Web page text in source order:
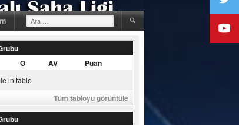
Arama:
O AV Puan
in table
Tüm tabloyu görüntüle